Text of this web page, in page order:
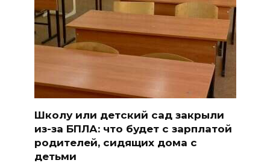
Школу или детский сад закрыли
из-за БПЛА: что будет с зарплатой
родителей, сидящих дома с
детьми